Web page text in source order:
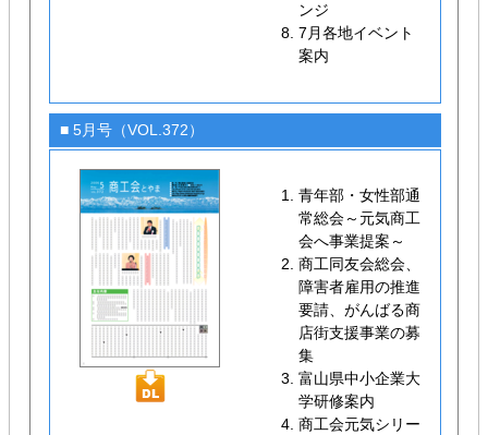
ンジ
7月各地イベント
案内
■ 5月号（VOL.372）
青年部・女性部通
常総会～元気商工
会へ事業提案～
商工同友会総会、
障害者雇用の推進
要請、がんばる商
店街支援事業の募
集
富山県中小企業大
学研修案内
商工会元気シリー